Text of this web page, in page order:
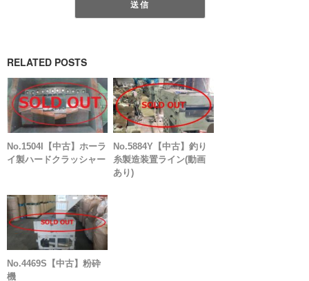
RELATED POSTS
No.1504I【中古】ホーラ
イ製ハードクラッシャー
No.5884Y【中古】釣り
糸製造装置ライン(動画
あり)
No.4469S【中古】粉砕
機